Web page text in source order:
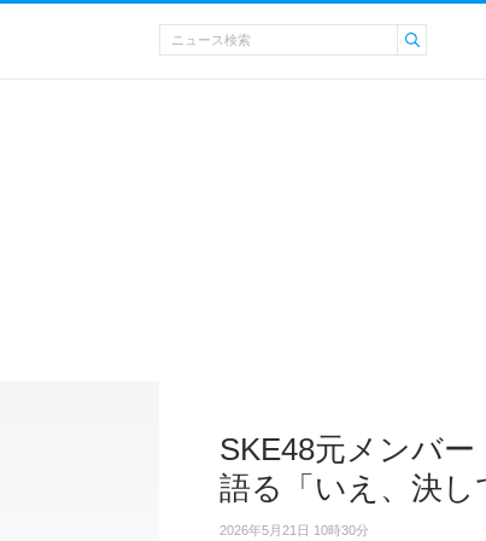
SKE48元メンバ
語る「いえ、決し
2026年5月21日 10時30分